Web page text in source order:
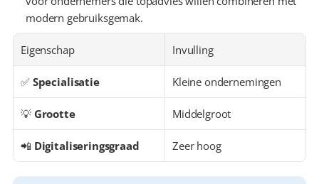
modern gebruiksgemak.
Eigenschap Invulling
✅ Specialisatie Kleine ondernemingen
💡 Grootte Middelgroot
📲 Digitaliseringsgraad Zeer hoog